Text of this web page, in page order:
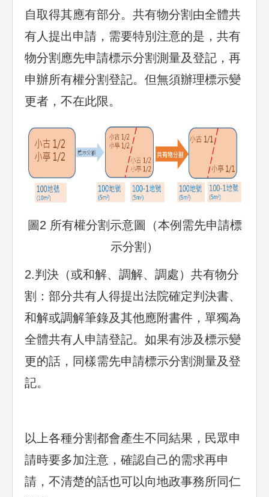
自取得其應有部分。共有物分割由全體共
有人提出申請，需要特別注意的是，共有
物分割應先申請標示分割測量及登記，再
申辦所有權分割登記。但無須辦理標示變
更者，不在此限。
圖2 所有權分割示意圖（本例需先申請標
示分割）
2.判決（或和解、調解、調處）共有物分
割：部分共有人得提出法院確定判決書、
和解或調解筆錄及其他應附書件，單獨為
全體共有人申請登記。如果有涉及標示變
更的話，同樣需先申請標示分割測量及登
記。
以上各種分割都會產生不同結果，民眾申
請時要多加注意，確認自己的需求再申
請，不清楚的話也可以向地政事務所同仁